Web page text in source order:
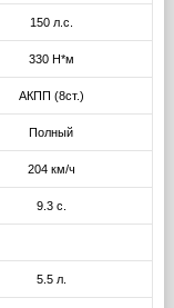
150 л.с.
330 Н*м
АКПП (8ст.)
Полный
204 км/ч
9.3 с.
5.5 л.